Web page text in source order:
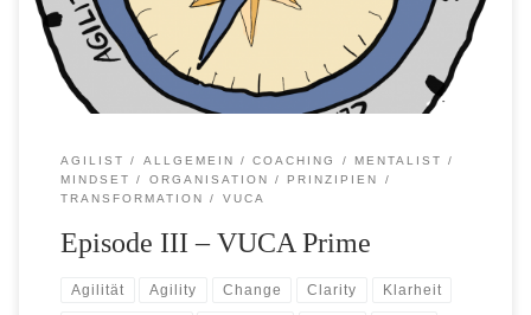
VUKA-Welt zu spüren bekam… “Aber wenn die Welt […]
AGILIST ALLGEMEIN COACHING
MENTALIST
MINDSET
ORGANISATION
PRINZIPIEN
TRANSFORMATION
VUCA
Episode III – VUCA Prime
Agilität Agility Change Clarity Klarheit